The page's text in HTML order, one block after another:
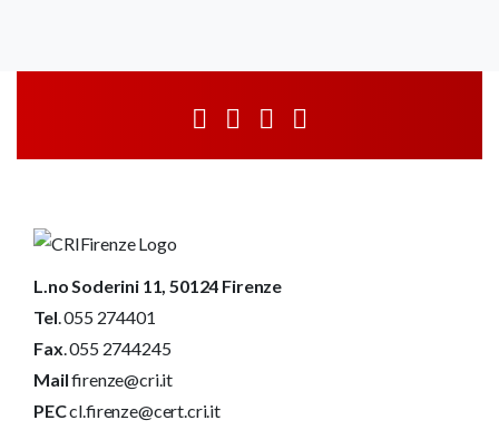
L.no Soderini 11, 50124 Firenze
Tel. 055 274401
Fax. 055 2744245
Mailfirenze@cri.it
PECcl.firenze@cert.cri.it